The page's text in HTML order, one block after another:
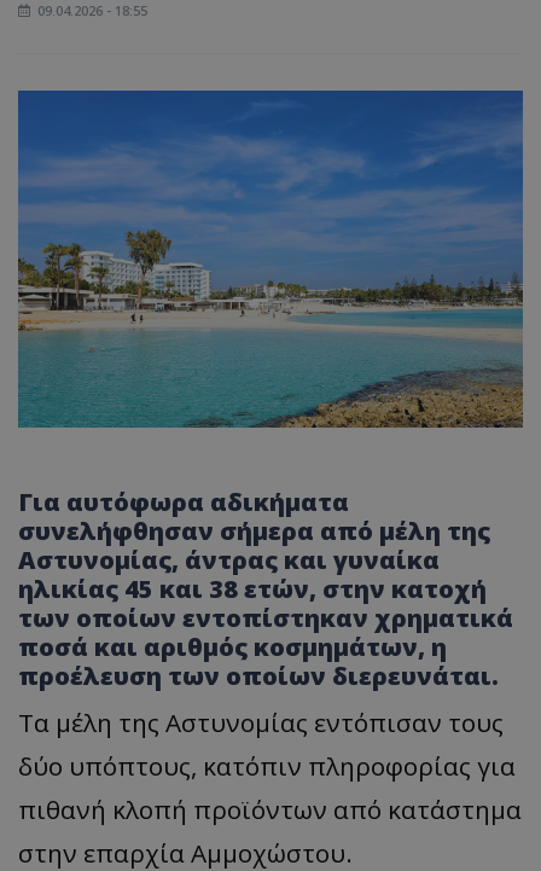
09.04.2026 - 18:55
Για αυτόφωρα αδικήματα
συνελήφθησαν σήμερα από μέλη της
Αστυνομίας, άντρας και γυναίκα
ηλικίας 45 και 38 ετών, στην κατοχή
των οποίων εντοπίστηκαν χρηματικά
ποσά και αριθμός κοσμημάτων, η
προέλευση των οποίων διερευνάται.
Τα μέλη της Αστυνομίας εντόπισαν τους
δύο υπόπτους, κατόπιν πληροφορίας για
πιθανή κλοπή προϊόντων από κατάστημα
στην επαρχία Αμμοχώστου.